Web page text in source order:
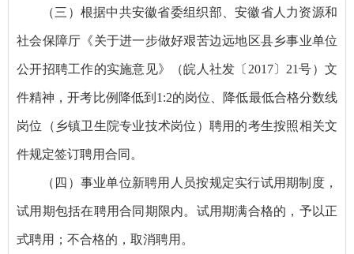
（三）根据中共安徽省委组织部、安徽省人力资源和
社会保障厅《关于进一步做好艰苦边远地区县乡事业单位
公开招聘工作的实施意见》（皖人社发〔2017〕21号）文
件精神，开考比例降低到1:2的岗位、降低最低合格分数线
岗位（乡镇卫生院专业技术岗位）聘用的考生按照相关文
件规定签订聘用合同。
（四）事业单位新聘用人员按规定实行试用期制度，
试用期包括在聘用合同期限内。试用期满合格的，予以正
式聘用；不合格的，取消聘用。